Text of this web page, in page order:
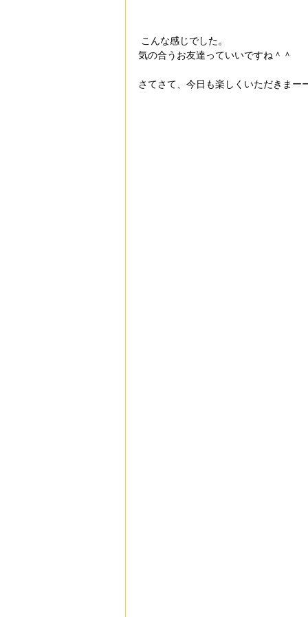
こんな感じでした。
気の合うお友達っていいですね＾＾
さてさて、今日も楽しくいただきまー